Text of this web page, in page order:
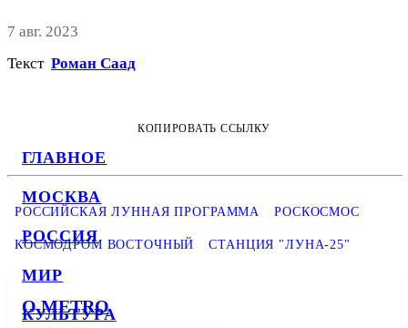
ГЛАВНОЕ
МОСКВА
РОССИЯ
МИР
КУЛЬТУРА
7 авг. 2023
Текст Роман Саад
КОПИРОВАТЬ ССЫЛКУ
РОССИЙСКАЯ ЛУННАЯ ПРОГРАММА РОСКОСМОС
КОСМОДРОМ ВОСТОЧНЫЙ СТАНЦИЯ "ЛУНА-25"
О METRO